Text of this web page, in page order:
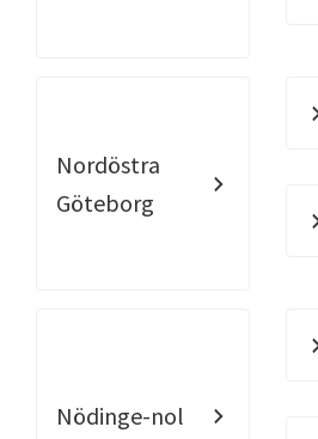
Nordöstra
Göteborg
Nödinge-nol